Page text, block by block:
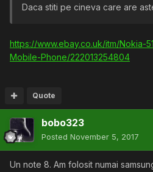
Daca stiti pe cineva care are
https://www.ebay.co.uk/itm/Nokia-
Mobile-Phone/222013254804
Quote
bobo323
Posted November 5, 2017
Un note 8. Am folosit numai